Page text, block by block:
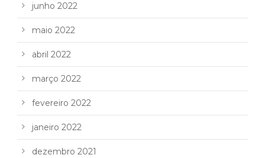
junho 2022
maio 2022
abril 2022
março 2022
fevereiro 2022
janeiro 2022
dezembro 2021